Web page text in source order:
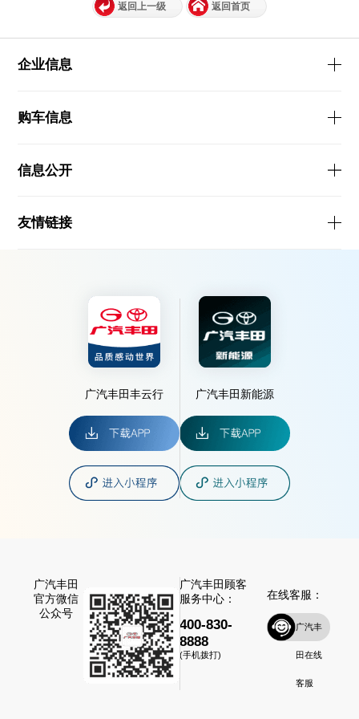
返回上一级 返回首页
企业信息
购车信息
信息公开
友情链接
广汽丰田丰云行 广汽丰田新能源
广汽丰田
官方微信
公众号
广汽丰田顾客
服务中心：
400-830-
8888
(手机拨打)
在线客服：
广汽丰
田在线
客服